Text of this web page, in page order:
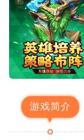
游戏简介